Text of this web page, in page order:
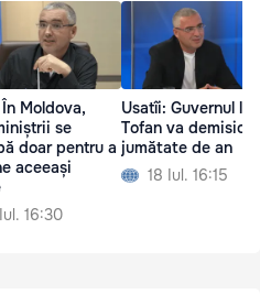
Moldova,
se
doar pentru a
aceeași
16:30
Usatîi: Guvernul lui
Tofan va
jumătate de an
18 Iul. 16:15